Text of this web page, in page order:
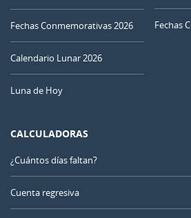
Fechas Conmemorativas 2026
Calendario Lunar 2026
Luna de Hoy
Fechas
CALCULADORAS
¿Cuántos días faltan?
Cuenta regresiva